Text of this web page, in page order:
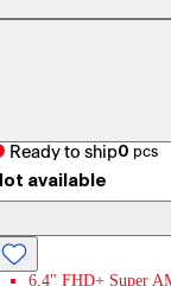
Ready to ship0 pcs
available
6,4" FHD+ Super